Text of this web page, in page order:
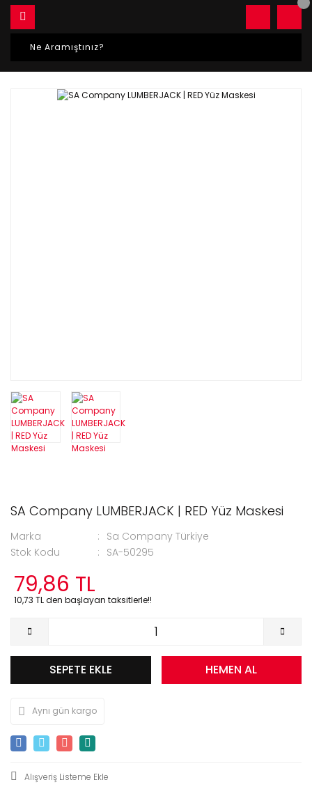
SA Company LUMBERJACK | RED Yüz Maskesi
Marka
Sa Company Türkiye
Stok Kodu
SA-50295
79,86 TL
10,73 TL den başlayan taksitlerle!!
SEPETE EKLE HEMEN AL
Aynı gün kargo